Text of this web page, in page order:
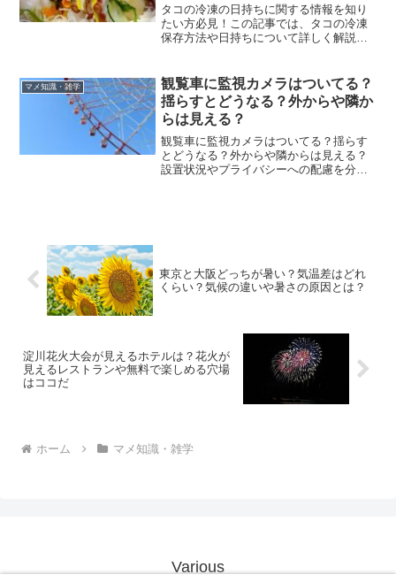
タコの冷凍の日持ちに関する情報を知り
たい方必見！この記事では、タコの冷凍
保存方法や日持ちについて詳しく解説し
焼きの作り方も紹介。正しい保存方法を
学ぶことで、いつでも新鮮なタコ料理を
楽しむことができるメリットがありま
す。美味しいタコ料理を手軽に楽しむた
めのヒントが満載です。
マメ知識・雑学
観覧車に監視カメラはついてる？
揺らすとどうなる？外からや隣か
らは見える？
観覧車に監視カメラはついてる？揺らす
とどうなる？外からや隣からは見える？
設置状況やプライバシーへの配慮を分か
東京と大阪どっちが暑い？気温差はどれ
くらい？気候の違いや暑さの原因とは？
淀川花火大会が見えるホテルは？花火が
見えるレストランや無料で楽しめる穴場
はココだ
ホーム マメ知識・雑学
Various